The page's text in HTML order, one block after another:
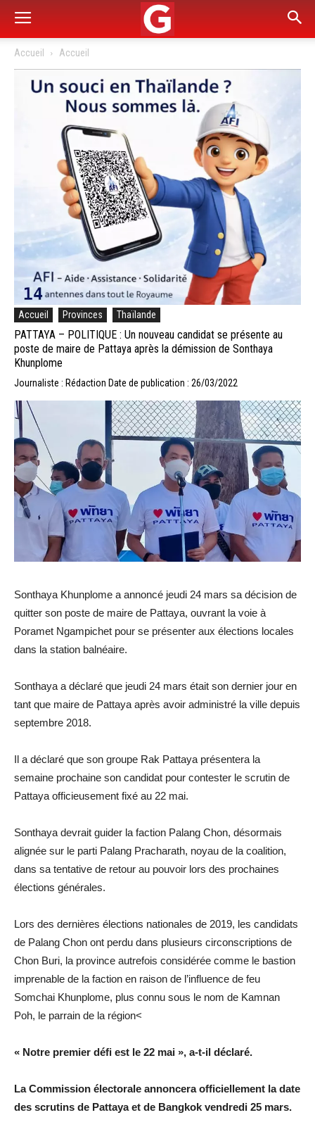
Accueil Accueil
Accueil Provinces Thaïlande
PATTAYA – POLITIQUE : Un nouveau candidat se présente au
poste de maire de Pattaya après la démission de Sonthaya
Khunplome
Journaliste : Rédaction Date de publication : 26/03/2022
Sonthaya Khunplome a annoncé jeudi 24 mars sa décision de
quitter son poste de maire de Pattaya, ouvrant la voie à
Poramet Ngampichet pour se présenter aux élections locales
dans la station balnéaire.
Sonthaya a déclaré que jeudi 24 mars était son dernier jour en
tant que maire de Pattaya après avoir administré la ville depuis
septembre 2018.
Il a déclaré que son groupe Rak Pattaya présentera la
semaine prochaine son candidat pour contester le scrutin de
Pattaya officieusement fixé au 22 mai.
Sonthaya devrait guider la faction Palang Chon, désormais
alignée sur le parti Palang Pracharath, noyau de la coalition,
dans sa tentative de retour au pouvoir lors des prochaines
élections générales.
Lors des dernières élections nationales de 2019, les candidats
de Palang Chon ont perdu dans plusieurs circonscriptions de
Chon Buri, la province autrefois considérée comme le bastion
imprenable de la faction en raison de l’influence de feu
Somchai Khunplome, plus connu sous le nom de Kamnan
Poh, le parrain de la région<
« Notre premier défi est le 22 mai », a-t-il déclaré.
La Commission électorale annoncera officiellement la date
des scrutins de Pattaya et de Bangkok vendredi 25 mars.